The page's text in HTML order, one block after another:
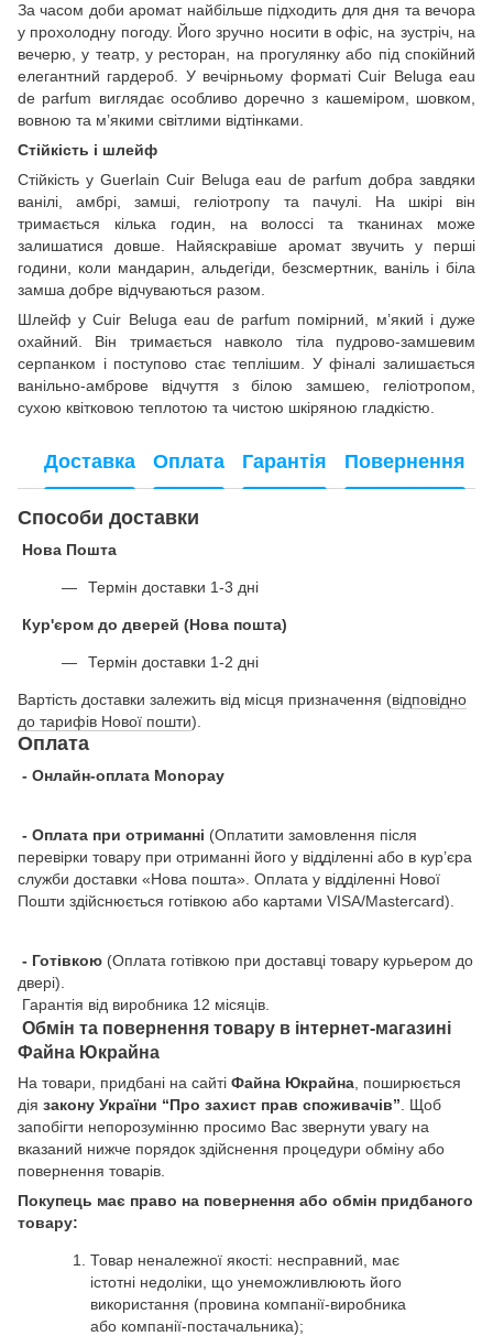
За часом доби аромат найбільше підходить для дня та вечора
у прохолодну погоду. Його зручно носити в офіс, на зустріч, на
вечерю, у театр, у ресторан, на прогулянку або під спокійний
елегантний гардероб. У вечірньому форматі Cuir Beluga eau
de parfum виглядає особливо доречно з кашеміром, шовком,
вовною та м’якими світлими відтінками.
Стійкість і шлейф
Стійкість у Guerlain Cuir Beluga eau de parfum добра завдяки
ванілі, амбрі, замші, геліотропу та пачулі. На шкірі він
тримається кілька годин, на волоссі та тканинах може
залишатися довше. Найяскравіше аромат звучить у перші
години, коли мандарин, альдегіди, безсмертник, ваніль і біла
замша добре відчуваються разом.
Шлейф у Cuir Beluga eau de parfum помірний, м’який і дуже
охайний. Він тримається навколо тіла пудрово-замшевим
серпанком і поступово стає теплішим. У фіналі залишається
ванільно-амброве відчуття з білою замшею, геліотропом,
сухою квітковою теплотою та чистою шкіряною гладкістю.
Доставка Оплата Гарантія Повернення
Способи доставки
Нова Пошта
Термін доставки 1-3 дні
Кур'єром до дверей (Нова пошта)
Термін доставки 1-2 дні
Вартість доставки залежить від місця призначення (відповідно
до тарифів Нової пошти).
Оплата
- Онлайн-оплата Monopay
- Оплата при отриманні (Оплатити замовлення після
перевірки товару при отриманні його у відділенні або в кур’єра
служби доставки «Нова пошта». Оплата у відділенні Нової
Пошти здійснюється готівкою або картами VISA/Mastercard).
- Готівкою (Оплата готівкою при доставці товару курьером до
двері).
Гарантія від виробника 12 місяців.
Обмін та повернення товару в інтернет-магазині
Файна Юкрайна
На товари, придбані на сайті Файна Юкрайна, поширюється
дія закону України “Про захист прав споживачів”. Щоб
запобігти непорозумінню просимо Вас звернути увагу на
вказаний нижче порядок здійснення процедури обміну або
повернення товарів.
Покупець має право на повернення або обмін придбаного
товару:
Товар неналежної якості: несправний, має
істотні недоліки, що унеможливлюють його
використання (провина компанії-виробника
або компанії-постачальника);